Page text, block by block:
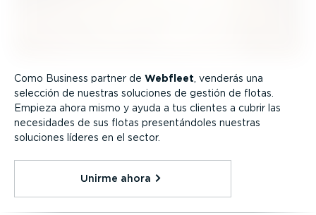
Como Business partner de Webfleet, venderás una
selección de nuestras soluciones de gestión de flotas.
Empieza ahora mismo y ayuda a tus clientes a cubrir las
necesidades de sus flotas presen­tán­doles nuestras
soluciones líderes en el sector.
Unirme ahora⁠